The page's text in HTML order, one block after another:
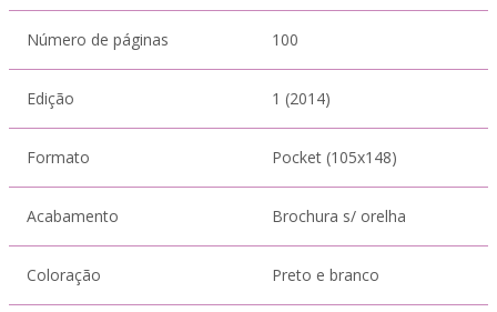
Número de páginas 100
Edição 1 (2014)
Formato Pocket (105x148)
Acabamento Brochura s/ orelha
Coloração Preto e branco